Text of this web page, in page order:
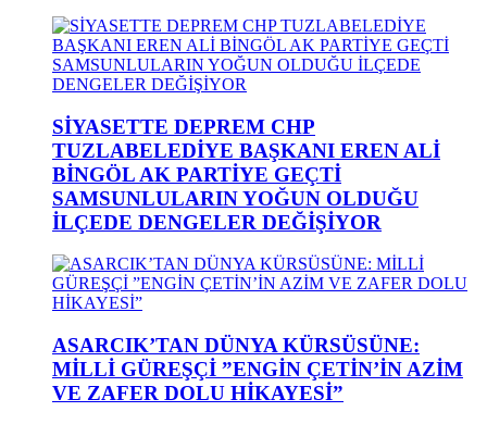
SİYASETTE DEPREM CHP
TUZLABELEDİYE BAŞKANI EREN ALİ
BİNGÖL AK PARTİYE GEÇTİ
SAMSUNLULARIN YOĞUN OLDUĞU
İLÇEDE DENGELER DEĞİŞİYOR
ASARCIK’TAN DÜNYA KÜRSÜSÜNE:
MİLLİ GÜREŞÇİ ”ENGİN ÇETİN’İN AZİM
VE ZAFER DOLU HİKAYESİ”